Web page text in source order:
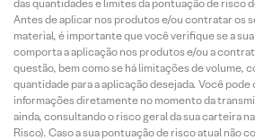
das quantidades e limites da pontuação de risco
Antes de aplicar nos produtos e/ou contratar os
material, é importante que você verifique se a
comporta a aplicação nos produtos e/ou a
questão, bem como se há limitações de volume,
quantidade para a aplicação desejada. Você
informações diretamente no momento da
ainda, consultando o risco geral da sua carteira
Risco). Caso a sua pontuação de risco atual não